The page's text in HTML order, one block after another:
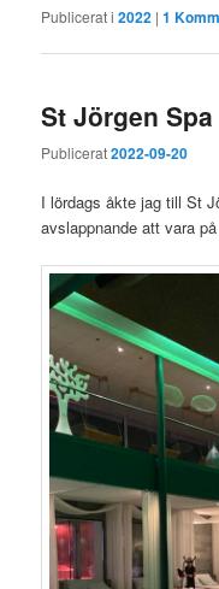
Publicerat i 2022 |1
St Jörgen Spa
Publicerat2022-09-20
I lördags åkte jag till St
avslappnande att vara